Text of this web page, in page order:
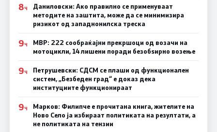
8Ч
Даниловски: Ако правилно се применуваат
методите на заштита, може да се минимизира
ризикот од западнонилска треска
9Ч
МВР: 222 сообраќајни прекршоци од возачи на
мотоцикли, 14 лишени поради безобѕирно возење
9Ч
Петрушевски: СДСМ се плаши од функционален
систем, „Безбеден град“ е доказ дека
институциите функционираат
9Ч
Марков: Филипче е прочитана книга, жителите на
Ново Село ја избираат политиката на резултати, а
не политиката на тензии